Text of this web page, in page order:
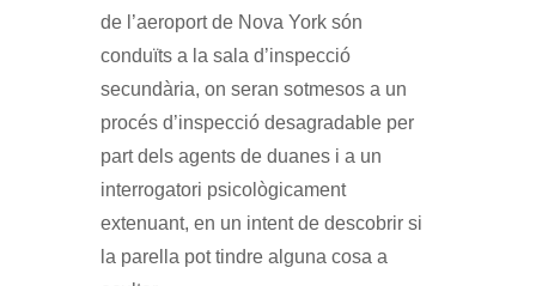
de l’aeroport de Nova York són
conduïts a la sala d’inspecció
secundària, on seran sotmesos a un
procés d’inspecció desagradable per
part dels agents de duanes i a un
interrogatori psicològicament
extenuant, en un intent de descobrir si
la parella pot tindre alguna cosa a